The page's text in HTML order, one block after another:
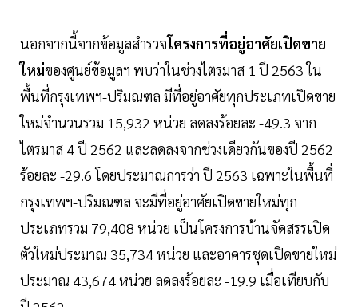
นอกจากนี้จากข้อมูลสำรวจโครงการที่อยู่อาศัยเปิดขาย
ใหม่ของศูนย์ข้อมูลฯ พบว่าในช่วงไตรมาส 1 ปี 2563 ใน
พื้นที่กรุงเทพฯ-ปริมณฑล มีที่อยู่อาศัยทุกประเภทเปิดขาย
ใหม่จำนวนรวม 15,932 หน่วย ลดลงร้อยละ -49.3 จาก
ไตรมาส 4 ปี 2562 และลดลงจากช่วงเดียวกันของปี 2562
ร้อยละ -29.6 โดยประมาณการว่า ปี 2563 เฉพาะในพื้นที่
กรุงเทพฯ-ปริมณฑล จะมีที่อยู่อาศัยเปิดขายใหม่ทุก
ประเภทรวม 79,408 หน่วย เป็นโครงการบ้านจัดสรรเปิด
ตัวใหม่ประมาณ 35,734 หน่วย และอาคารชุดเปิดขายใหม่
ประมาณ 43,674 หน่วย ลดลงร้อยละ -19.9 เมื่อเทียบกับ